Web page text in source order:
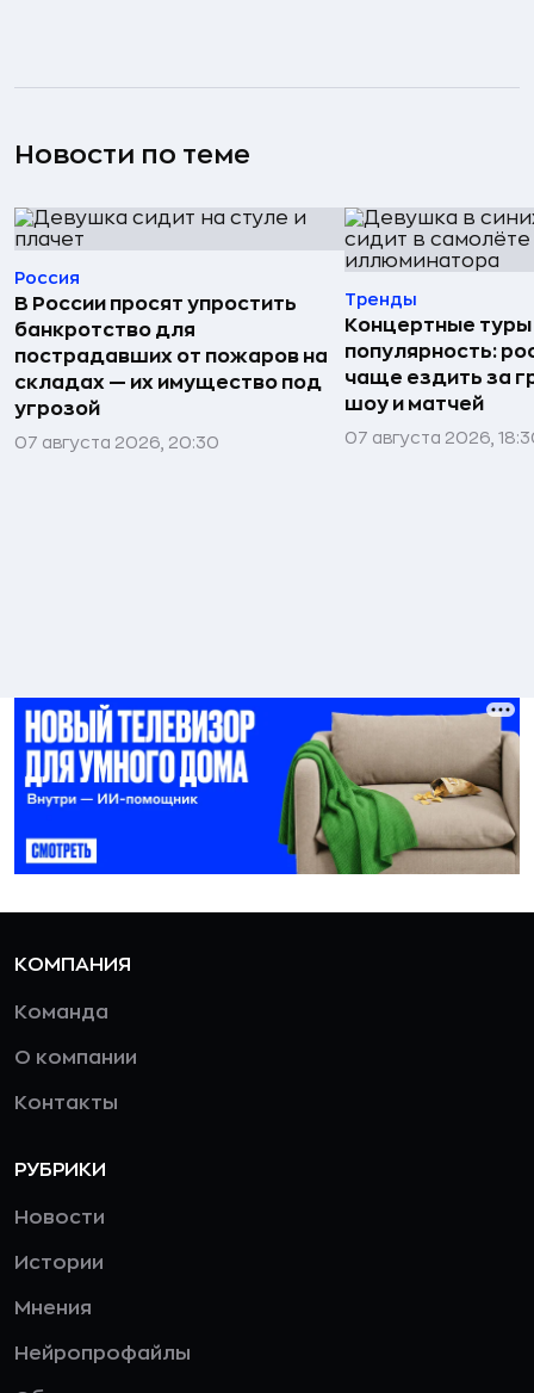
Новости по теме
Россия
В России просят упростить
банкротство для
пострадавших от пожаров на
складах — их имущество под
угрозой
07 августа 2026, 20:30
Тренды
Концертные
популярность:
чаще ездить за
шоу и матчей
07 августа 2026,
КОМПАНИЯ
Команда
О компании
Контакты
РУБРИКИ
Новости
Истории
Мнения
Нейропрофайлы